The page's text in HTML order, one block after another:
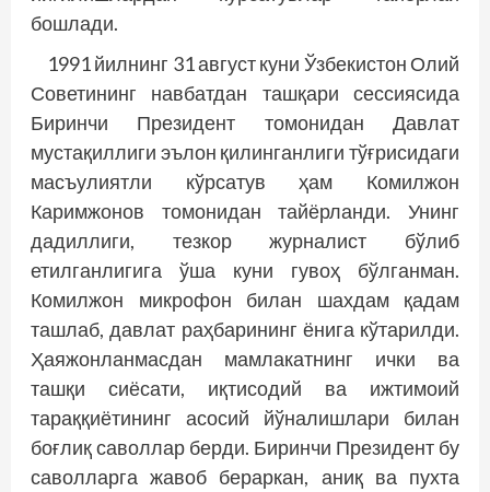
бошлади.
1991 йилнинг 31 август куни Ўзбекистон Олий
Советининг навбатдан ташқари сессиясида
Биринчи Президент томонидан Давлат
мустақиллиги эълон қилинганлиги тўғрисидаги
масъулиятли кўрсатув ҳам Комилжон
Каримжонов томонидан тайёрланди. Унинг
дадиллиги, тезкор журналист бўлиб
етилганлигига ўша куни гувоҳ бўлганман.
Комилжон микрофон билан шахдам қадам
ташлаб, давлат раҳбарининг ёнига кўтарилди.
Ҳаяжонланмасдан мамлакатнинг ички ва
ташқи сиёсати, иқтисодий ва ижтимоий
тараққиётининг асосий йўналишлари билан
боғлиқ саволлар берди. Биринчи Президент бу
саволларга жавоб бераркан, аниқ ва пухта